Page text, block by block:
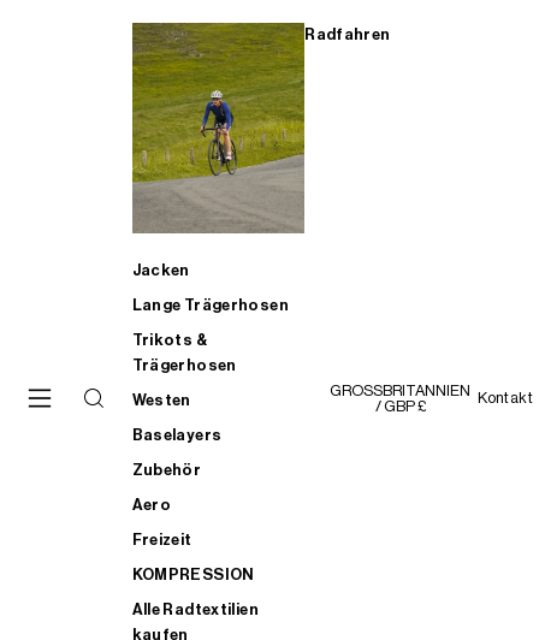
Radfahren
Jacken
Lange Trägerhosen
Trikots &
Trägerhosen
Westen
Baselayers
Zubehör
Aero
Freizeit
KOMPRESSION
Alle Radtextilien
kaufen
GROSSBRITANNIEN
/ GBP £
Kontakt